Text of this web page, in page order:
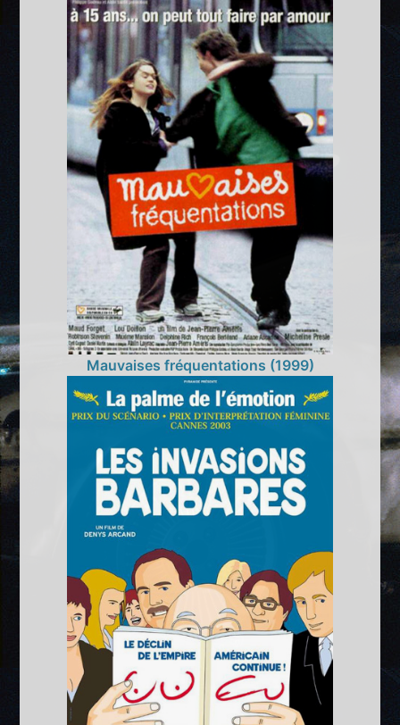
Mauvaises fréquentations (1999)